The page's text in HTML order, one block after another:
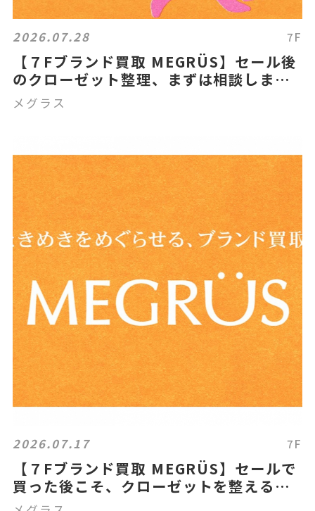
2026.07.28 7F
【７Fブランド買取 MEGRÜS】セール後
のクローゼット整理、まずは相談しませ
んか？
メグラス
2026.07.17 7F
【７Fブランド買取 MEGRÜS】セールで
買った後こそ、クローゼットを整えるチ
ャンス